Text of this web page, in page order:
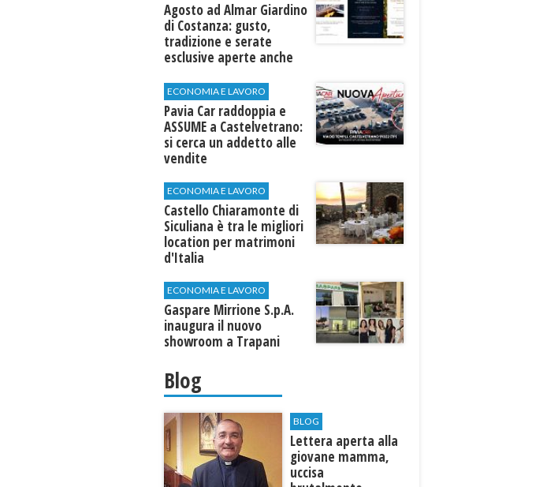
Agosto ad Almar Giardino
di Costanza: gusto,
tradizione e serate
esclusive aperte anche
ECONOMIA E LAVORO
Pavia Car raddoppia e
ASSUME a Castelvetrano:
si cerca un addetto alle
vendite
ECONOMIA E LAVORO
Castello Chiaramonte di
Siculiana è tra le migliori
location per matrimoni
d'Italia
ECONOMIA E LAVORO
​Gaspare Mirrione S.p.A.
inaugura il nuovo
showroom a Trapani
Blog
BLOG
Lettera aperta alla
giovane mamma,
uccisa